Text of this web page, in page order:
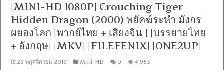
[MINI-HD 1080P] Crouching Tiger
Hidden Dragon (2000) พยัคฆ์ระห่ำ มังกร
ผยองโลก [พากย์ไทย + เสียงจีน ] [บรรยายไทย
+ อังกฤษ] [MKV] [FILEFENIX] [ONE2UP]
23 พฤศจิกายน 2016 Mini-HD 0 4,953